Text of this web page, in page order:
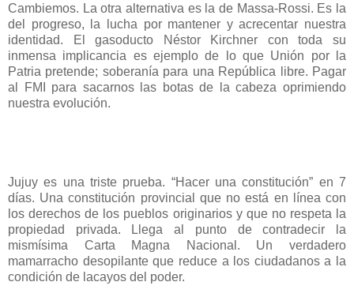
Cambiemos. La otra alternativa es la de Massa-Rossi. Es la
del progreso, la lucha por mantener y acrecentar nuestra
identidad. El gasoducto Néstor Kirchner con toda su
inmensa implicancia es ejemplo de lo que Unión por la
Patria pretende; soberanía para una República libre. Pagar
al FMI para sacarnos las botas de la cabeza oprimiendo
nuestra evolución.
Jujuy es una triste prueba. “Hacer una constitución” en 7
días. Una constitución provincial que no está en línea con
los derechos de los pueblos originarios y que no respeta la
propiedad privada. Llega al punto de contradecir la
mismísima Carta Magna Nacional. Un verdadero
mamarracho desopilante que reduce a los ciudadanos a la
condición de lacayos del poder.